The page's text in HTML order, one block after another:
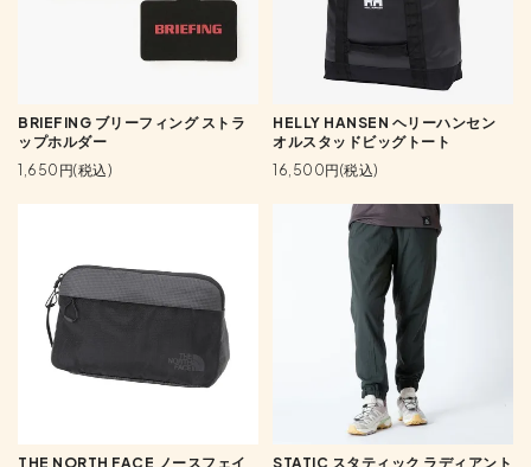
BRIEFING ブリーフィング ストラ
ップホルダー
1,650円(税込)
HELLY HANSEN ヘリーハンセン
オルスタッドビッグトート
16,500円(税込)
THE NORTH FACE ノースフェイ
STATIC スタティック ラディアント